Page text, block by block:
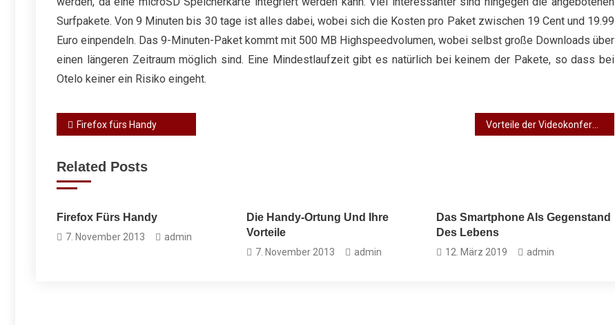
Surfpakete. Von 9 Minuten bis 30 tage ist alles dabei, wobei sich die Kosten pro Paket zwischen 19 Cent und 19.99
Euro einpendeln. Das 9-Minuten-Paket kommt mit 500 MB Highspeedvolumen, wobei selbst große Downloads über
einen längeren Zeitraum möglich sind. Eine Mindestlaufzeit gibt es natürlich bei keinem der Pakete, so dass bei
Otelo keiner ein Risiko eingeht.
Beitragsnavigation
Firefox fürs Handy
Related Posts
Firefox Fürs Handy
7. November 2013 admin
Die Handy-Ortung Und Ihre
Vorteile
7. November 2013 admin
Das Smartphone Als Gegenstand
Des Lebens
12. März 2019 admin